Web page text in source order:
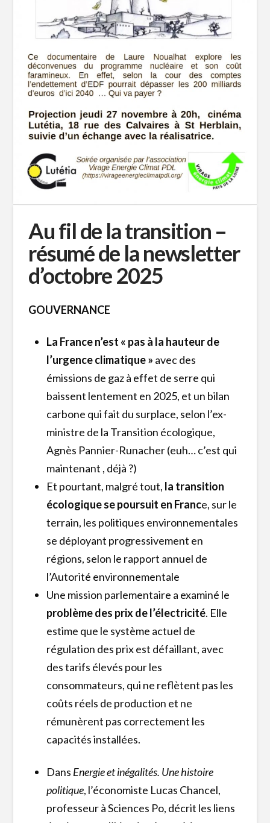
Au fil de la transition –
résumé de la newsletter
d’octobre 2025
GOUVERNANCE
La France n’est « pas à la hauteur de
l’urgence climatique » avec des
émissions de gaz à effet de serre qui
baissent lentement en 2025, et un bilan
carbone qui fait du surplace, selon l’ex-
ministre de la Transition écologique,
Agnès Pannier-Runacher (euh… c’est qui
maintenant , déjà ?)
Et pourtant, malgré tout, la transition
écologique se poursuit en France, sur le
terrain, les politiques environnementales
se déployant progressivement en
régions, selon le rapport annuel de
l’Autorité environnementale
Une mission parlementaire a examiné le
problème des prix de l’électricité. Elle
estime que le système actuel de
régulation des prix est défaillant, avec
des tarifs élevés pour les
consommateurs, qui ne reflètent pas les
coûts réels de production et ne
rémunèrent pas correctement les
capacités installées.
Dans Energie et inégalités. Une histoire
politique, l’économiste Lucas Chancel,
professeur à Sciences Po, décrit les liens